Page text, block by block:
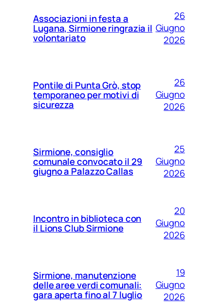
Associazioni in festa a
Lugana, Sirmione ringrazia il
volontariato
26
Giugno
2026
Pontile di Punta Grò, stop
temporaneo per motivi di
sicurezza
26
Giugno
2026
Sirmione, consiglio
comunale convocato il 29
giugno a Palazzo Callas
25
Giugno
2026
Incontro in biblioteca con
il Lions Club Sirmione
20
Giugno
2026
Sirmione, manutenzione
delle aree verdi comunali:
gara aperta fino al 7 luglio
19
Giugno
2026